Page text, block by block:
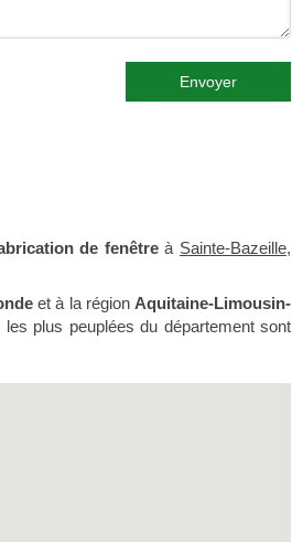
Envoyer
de fenêtreà Sainte-Bazeille,
et à la région Aquitaine-Limousin-
plus peuplées du département sont